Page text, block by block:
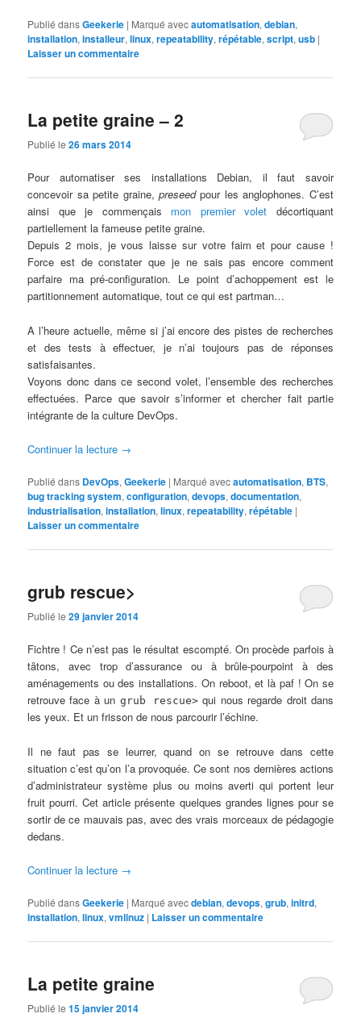
Publié dansGeekerie | Marqué avecautomatisation,debian,
installation,installeur,linux,repeatability,répétable,script,usb |
Laisser un commentaire
La petite graine – 2
Publié le26 mars 2014
Pour automatiser ses installations Debian, il faut savoir
concevoir sa petite graine, preseedpour les anglophones. C’est
ainsi que je commençais mon premier volet décortiquant
partiellement la fameuse petite graine.
Depuis 2 mois, je vous laisse sur votre faim et pour cause !
Force est de constater que je ne sais pas encore comment
parfaire ma pré-configuration. Le point d’achoppement est le
partitionnement automatique, tout ce qui est partman…
A l’heure actuelle, même si j’ai encore des pistes de recherches
et des tests à effectuer, je n’ai toujours pas de réponses
satisfaisantes.
Voyons donc dans ce second volet, l’ensemble des recherches
effectuées. Parce que savoir s’informer et chercher fait partie
intégrante de la culture DevOps.
Continuer la lecture →
Publié dans DevOps,Geekerie | Marqué avecautomatisation, BTS,
bug tracking system,configuration,devops,documentation,
industrialisation,installation,linux,repeatability,répétable |
Laisser un commentaire
grub rescue>
Publié le29 janvier 2014
Fichtre ! Ce n’est pas le résultat escompté. On procède parfois à
tâtons, avec trop d’assurance ou à brûle-pourpoint à des
aménagements ou des installations. On reboot, et là paf ! On se
retrouve face à un grub rescue> qui nous regarde droit dans
les yeux. Et un frisson de nous parcourir l’échine.
Il ne faut pas se leurrer, quand on se retrouve dans cette
situation c’est qu’on l’a provoquée. Ce sont nos dernières actions
d’administrateur système plus ou moins averti qui portent leur
fruit pourri. Cet article présente quelques grandes lignes pour se
sortir de ce mauvais pas, avec des vrais morceaux de pédagogie
dedans.
Continuer la lecture →
Publié dansGeekerie | Marqué avecdebian,devops,grub,initrd,
installation,linux,vmlinuz | Laisser un commentaire
La petite graine
Publié le15 janvier 2014